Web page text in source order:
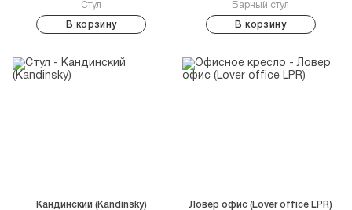
Стул
В корзину
Барный стул
В корзину
Кандинский (Kandinsky) Ловер офис (Lover office LPR)